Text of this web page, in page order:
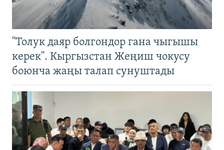
"Толук даяр болгондор гана чыгышы
керек". Кыргызстан Жеңиш чокусу
боюнча жаңы талап сунуштады